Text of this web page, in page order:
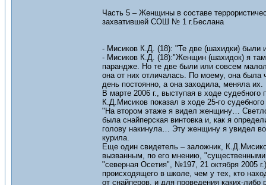
Часть 5 – Женщины в составе
захватившей СОШ № 1 г.Беслана
- Мисиков К.Д. (18): "Те две (шахидки)
- Мисиков К.Д. (18):"Женщин (шахидок) я там
парандже. Но те две были или совсем
она от них отличалась. По моему, она
день постоянно, а она заходила, меняла
В марте 2006 г., выступая в ходе
К.Д.Мисиков показал в ходе 25-го
"На втором этаже я видел женщину…
была снайперская винтовка и, как я
голову накинула… Эту женщину я увидел
курила.
Еще один свидетель – заложник,
вызванным, по его мнению, "существенными
"северная Осетия", №197, 21 октября 2005
происходящего в школе, чем у тех, кто
от снайперов, и для проведения каких-либо